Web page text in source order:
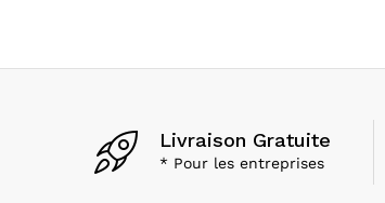
Livraison Gratuite
* Pour les entreprises